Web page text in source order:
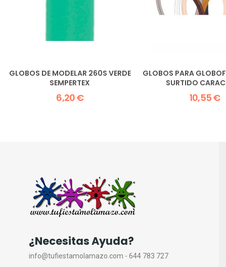
GLOBOS DE MODELAR 260S VERDE
SEMPERTEX
6,20 €
GLOBOS PARA
SURTIDO
10,55 €
¿Necesitas Ayuda?
info@tufiestamolamazo.com - 644 783 727